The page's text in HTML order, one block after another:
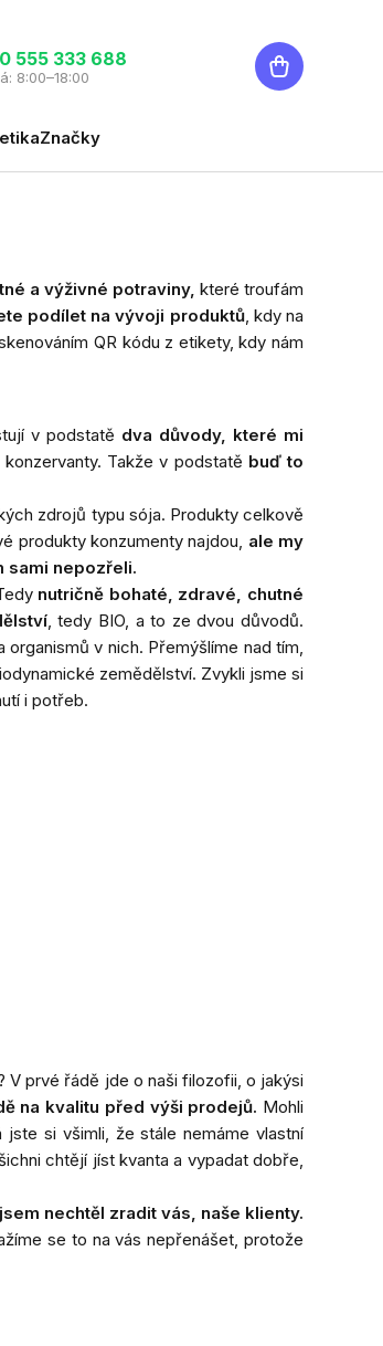
555 333 688
8:00–18:00
Nákupní
košík
Značky
a výživné potraviny, které troufám
podílet na vývoji produktů, kdy na
QR kódu z etikety, kdy nám
v podstatě dva důvody, které mi
Takže v podstatě buď to
zdrojů typu sója. Produkty celkově
produkty konzumenty najdou, ale my
sami nepozřeli.
nutričně bohaté, zdravé, chutné
, tedy BIO, a to ze dvou důvodů.
v nich. Přemýšlíme nad tím,
zemědělství. Zvykli jsme si
i potřeb.
V prvé řádě jde o naši filozofii, o jakýsi
na kvalitu před výši prodejů. Mohli
jste si všimli, že stále nemáme vlastní
chtějí jíst kvanta a vypadat dobře,
nechtěl zradit vás, naše klienty.
se to na vás nepřenášet, protože